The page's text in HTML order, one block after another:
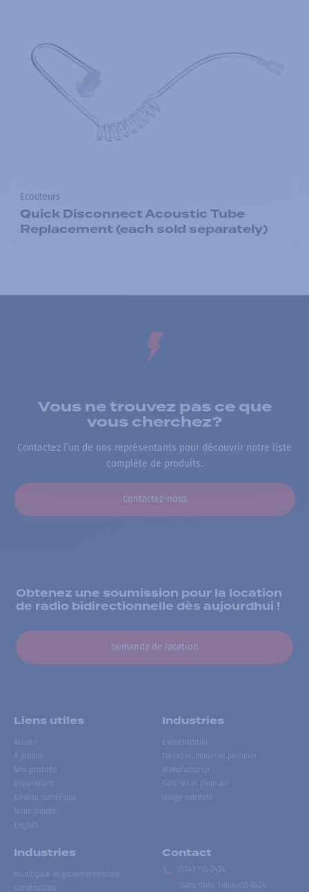
Écouteurs
Quick Disconnect Acoustic Tube
Replacement (each sold separately)
Vous ne trouvez pas ce que
vous cherchez?
Contactez l’un de nos représentants pour découvrir notre liste
complète de produits.
Contactez-nous
Obtenez une soumission pour la location
de radio bidirectionnelle dès aujourdhui !
Demande de location
Liens utiles
Accueil
À propos
Nos produits
Réparations
Réseau numérique
Nous joindre
English
Industries
Événementiel
Forestier, minier et pétrolier
Manufacturier
Golf, ski et plein air
Usage extrême
Industries
Municipale et gouvernementale
Construction
Contact
(514) 735-2424
Sans frais
1-866-735-2424